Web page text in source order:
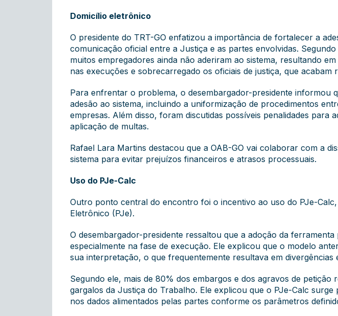
Domicílio eletrônico
O presidente do TRT-GO enfatizou a importância de fortalecer a
comunicação oficial entre a Justiça e as partes envolvidas.
muitos empregadores ainda não aderiram ao sistema, resultando
nas execuções e sobrecarregado os oficiais de justiça, que acabam
Para enfrentar o problema, o desembargador-presidente informou
adesão ao sistema, incluindo a uniformização de procedimentos
empresas. Além disso, foram discutidas possíveis penalidades
aplicação de multas.
Rafael Lara Martins destacou que a OAB-GO vai colaborar com a
sistema para evitar prejuízos financeiros e atrasos processuais.
Uso do PJe-Calc
Outro ponto central do encontro foi o incentivo ao uso do PJe-
Eletrônico (PJe).
O desembargador-presidente ressaltou que a adoção da
especialmente na fase de execução. Ele explicou que o modelo
sua interpretação, o que frequentemente resultava em
Segundo ele, mais de 80% dos embargos e dos agravos de
gargalos da Justiça do Trabalho. Ele explicou que o PJe-Calc
nos dados alimentados pelas partes conforme os parâmetros